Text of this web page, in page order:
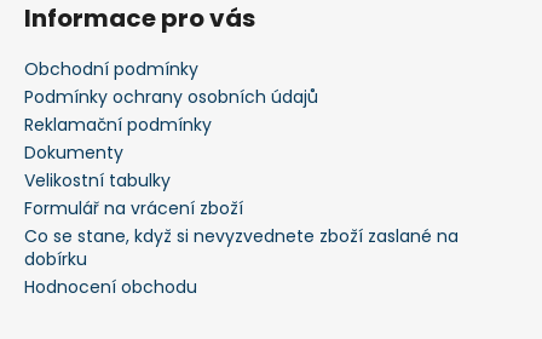
Informace pro vás
Obchodní podmínky
Podmínky ochrany osobních údajů
Reklamační podmínky
Dokumenty
Velikostní tabulky
Formulář na vrácení zboží
Co se stane, když si nevyzvednete zboží zaslané na
dobírku
Hodnocení obchodu